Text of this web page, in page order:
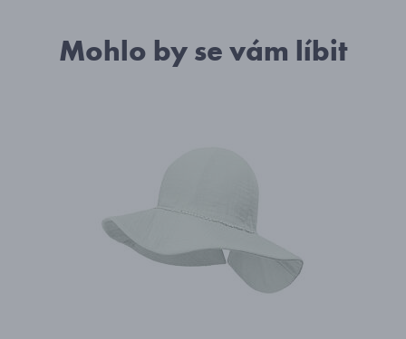
Mohlo by se vám líbit